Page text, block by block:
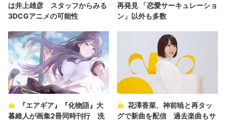
は井上雄彦 スタッフからみる
3DCGアニメの可能性
再発見 「恋愛サーキュレーショ
ン」以外も多数
『エアギア』『化物語』大
暮維人が画集2冊同時刊行 洗
花澤香菜、神前暁と再タッ
グで新曲を配信 過去楽曲もサ